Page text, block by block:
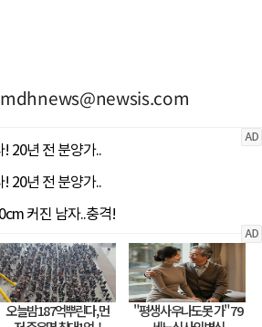
mdhnews@newsis.com